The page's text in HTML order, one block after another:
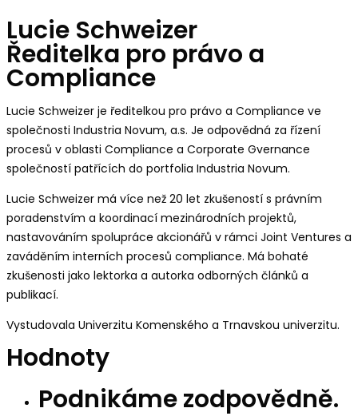
Lucie Schweizer
Ředitelka pro právo a
Compliance
Lucie Schweizer je ředitelkou pro právo a Compliance ve
společnosti Industria Novum, a.s. Je odpovědná za řízení
procesů v oblasti Compliance a Corporate Gvernance
společností patřících do portfolia Industria Novum.
Lucie Schweizer má více než 20 let zkušeností s právním
poradenstvím a koordinací mezinárodních projektů,
nastavováním spolupráce akcionářů v rámci Joint Ventures a
zaváděním interních procesů compliance. Má bohaté
zkušenosti jako lektorka a autorka odborných článků a
publikací.
Vystudovala Univerzitu Komenského a Trnavskou univerzitu.
Hodnoty
Podnikáme zodpovědně.